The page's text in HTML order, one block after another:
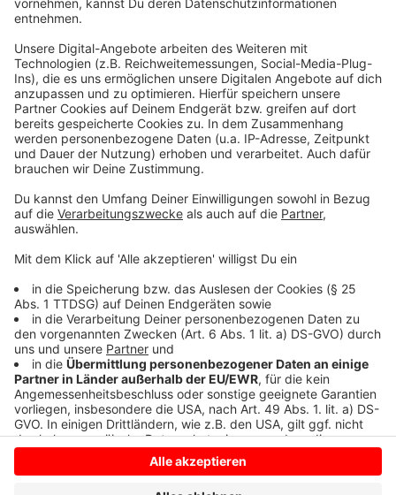
Wir verwenden einen Service eines
einzubetten. Dieser Service kann
Daten zu Ihren Aktivitäten
sammeln. Bitte lesen Sie die
Details durch und stimmen Sie der
Nutzung des Service zu, um dieses
Video anzusehen.
Mehr Informationen
Management Platform
Purple Disco Machine, Sophie And The Giants -
Hypnotized (Visualiser)
Anzeige
Anzeige